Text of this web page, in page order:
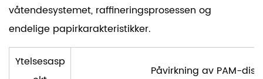
våtendesystemet, raffineringsprosessen og
endelige papirkarakteristikker.
Ytelsesasp
Påvirkning av PAM-